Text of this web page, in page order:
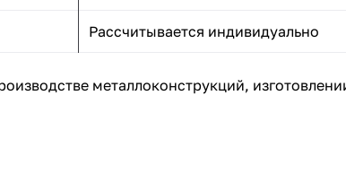
Рассчитывается индивидуально
металлоконструкций,